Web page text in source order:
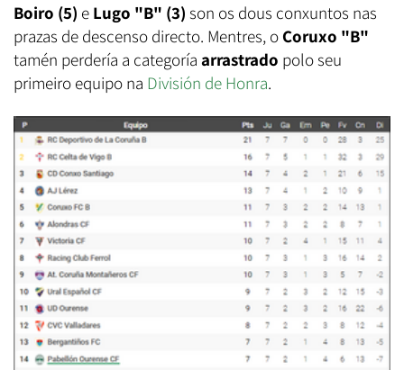
Boiro (5) e Lugo "B" (3) son os dous conxuntos nas
prazas de descenso directo. Mentres, o Coruxo "B"
tamén perdería a categoría arrastrado polo seu
primeiro equipo na División de Honra.